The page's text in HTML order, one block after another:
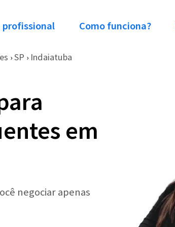
profissional Como funciona?
› SP › Indaiatuba
em
negociar apenas